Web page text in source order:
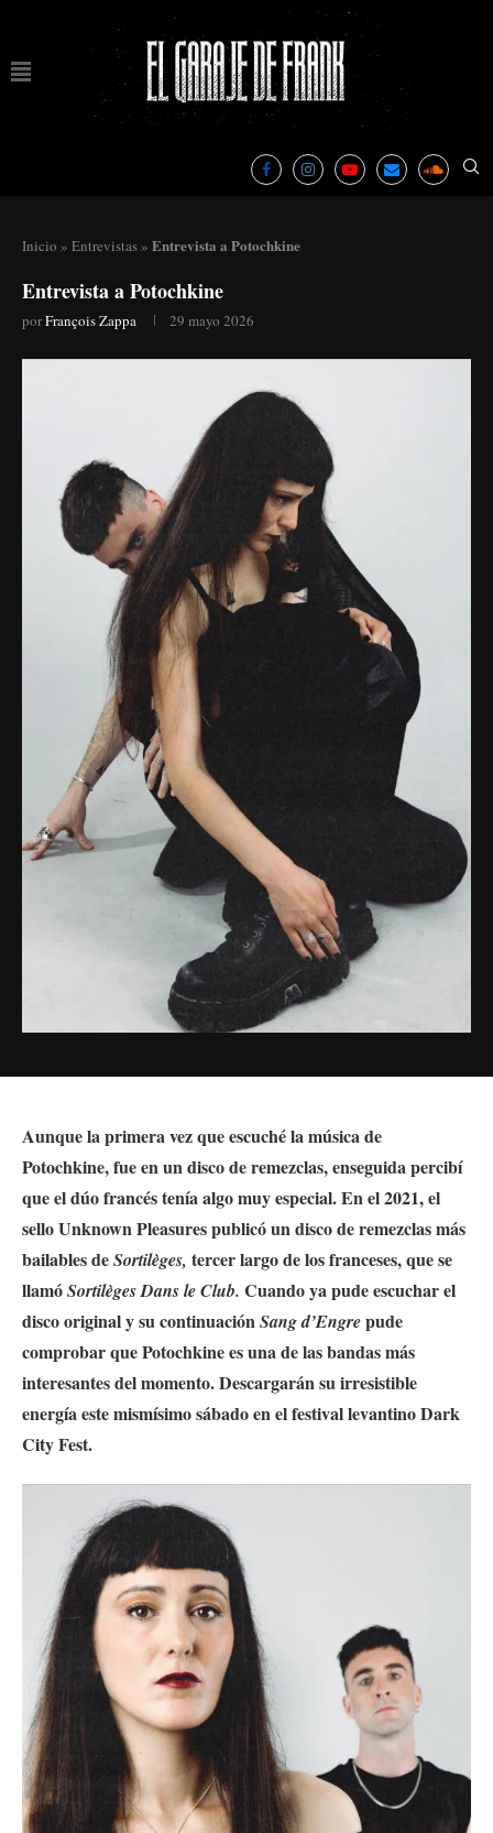
Inicio » Entrevistas » Entrevista a Potochkine
Entrevista a Potochkine
porFrançois Zappa 29 mayo 2026
Aunque la primera vez que escuché la música de
Potochkine, fue en un disco de remezclas, enseguida percibí
que el dúo francés tenía algo muy especial. En el 2021, el
sello Unknown Pleasures publicó un disco de remezclas más
bailables deSortilèges, tercer largo de los franceses, que se
llamóSortilèges Dans le Club. Cuando ya pude escuchar el
disco original y su continuaciónSang d’Engrepude
comprobar que Potochkine es una de las bandas más
interesantes del momento.Descargarán su irresistible
energía este mismísimo sábado en el festival levantino Dark
City Fest.